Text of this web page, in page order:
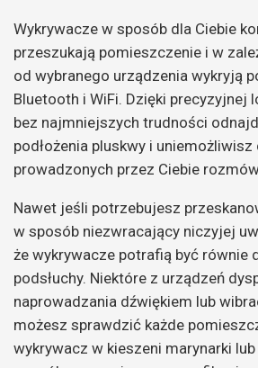
Wykrywacze w sposób dla Ciebie
przeszukają pomieszczenie i w
od wybranego urządzenia wykryją
Bluetooth i WiFi. Dzięki precyzyjnej
bez najmniejszych trudności
podłożenia pluskwy i uniemożliwisz
prowadzonych przez Ciebie
Nawet jeśli potrzebujesz
w sposób niezwracający niczyjej
że wykrywacze potrafią być równie
podsłuchy. Niektóre z urządzeń
naprowadzania dźwiękiem lub
możesz sprawdzić każde
wykrywacz w kieszeni marynarki